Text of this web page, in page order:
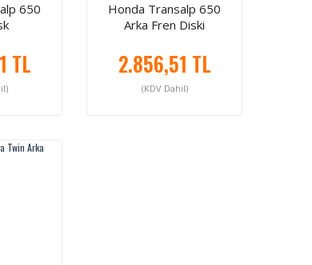
650
TL
Honda Transalp 650
Arka Fren Diski
2.856,51 TL
(KDV Dahil)